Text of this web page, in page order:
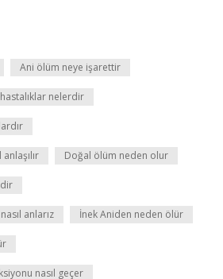
Ani ölüm neye işarettir
nelerdir
Doğal ölüm neden olur
anlarız İnek Aniden neden ölür
nasıl geçer